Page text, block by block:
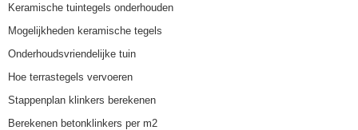
Keramische tuintegels onderhouden
Mogelijkheden keramische tegels
Onderhoudsvriendelijke tuin
Hoe terrastegels vervoeren
Stappenplan klinkers berekenen
Berekenen betonklinkers per m2